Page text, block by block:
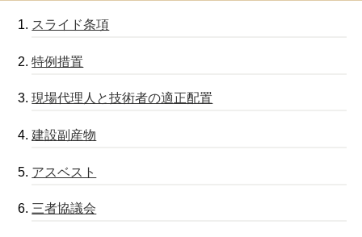
スライド条項
特例措置
現場代理人と技術者の適正配置
建設副産物
アスベスト
三者協議会